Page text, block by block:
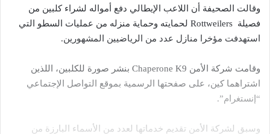
وقالت الصحيفة أن اللاعب الإيطالي دفع أمواله لشراء كلبين من
فصيلة Rottweilers لحمايته وحماية منزله من عمليات السطو التي
استهدفت مؤخرا منازل عدد من الرياضيين المشهورين.
وقامت شركة الأمن Chaperone K9 بنشر صورة للكلبين، اللذين
اشتراهما كين، على صفحتها الرسمية بموقع التواصل الإجتماعي
“إنستغرام”.
وسبق لشركة الأمن تقديم خدماتها لعدد من الأسماء البارزة من